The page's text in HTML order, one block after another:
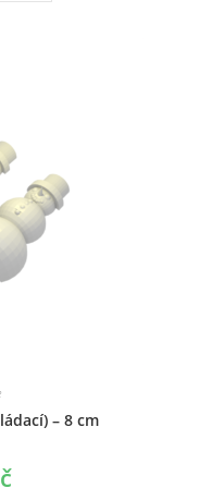
page
– 8 cm